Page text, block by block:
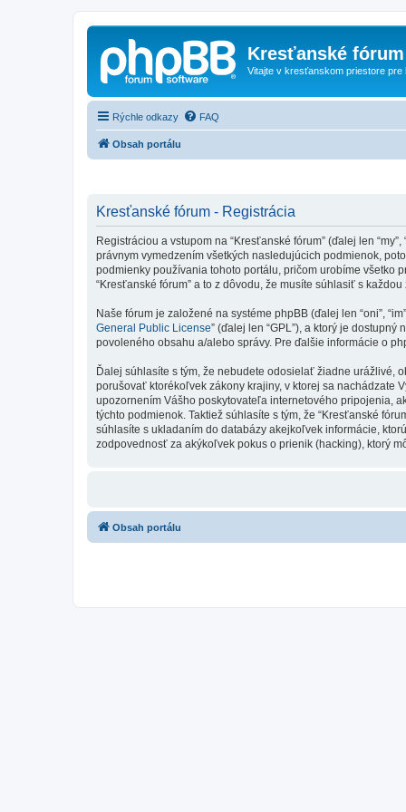
Kresťanské fórum
Vitajte v kresťanskom priestore pre
Rýchle odkazy FAQ
Obsah portálu
Kresťanské fórum - Registrácia
Registráciou a vstupom na “Kresťanské fórum” (ďalej len
právnym vymedzením všetkých nasledujúcich podmienok,
podmienky používania tohoto portálu, pričom urobíme všetko
“Kresťanské fórum” a to z dôvodu, že musíte súhlasiť s
Naše fórum je založené na systéme phpBB (ďalej len “oni”,
General Public License” (ďalej len “GPL”), a ktorý je dostupný
povoleného obsahu a/alebo správy. Pre ďalšie informácie o
Ďalej súhlasíte s tým, že nebudete odosielať žiadne urážlivé,
porušovať ktorékoľvek zákony krajiny, v ktorej sa nachádzate
upozornením Vášho poskytovateľa internetového pripojenia,
týchto podmienok. Taktiež súhlasíte s tým, že “Kresťanské
súhlasíte s ukladaním do databázy akejkoľvek informácie,
zodpovednosť za akýkoľvek pokus o prienik (hacking), ktorý
Obsah portálu